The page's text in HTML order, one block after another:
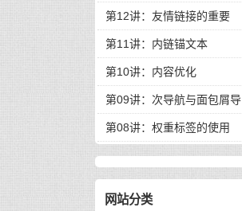
第12讲：友情链接的重要
第11讲：内链锚文本
第10讲：内容优化
第09讲：次导航与面包屑导
第08讲：权重标签的使用
网站分类